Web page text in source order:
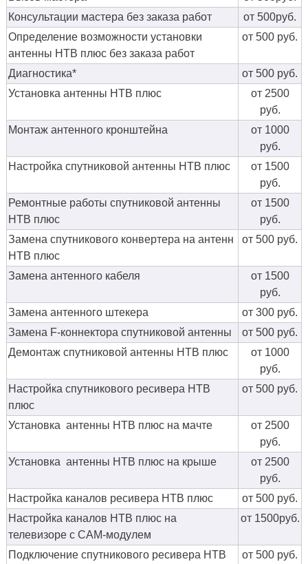
Консультации мастера без заказа работ
от 500руб.
Определение возможности установки
антенны НТВ плюс без заказа работ
от 500 руб.
Диагностика*
от 500 руб.
Установка антенны НТВ плюс
от 2500
руб.
Монтаж антенного кронштейна
от 1000
руб.
Настройка спутниковой антенны НТВ плюс
от 1500
руб.
Ремонтные работы спутниковой антенны
НТВ плюс
от 1500
руб.
Замена спутникового конвертера на антенн
НТВ плюс
от 500 руб.
Замена антенного кабеля
от 1500
руб.
Замена антенного штекера
от 300 руб.
Замена F-коннектора спутниковой антенны
от 500 руб.
Демонтаж спутниковой антенны НТВ плюс
от 1000
руб.
Настройка спутникового ресивера НТВ
плюс
от 500 руб.
Установка антенны НТВ плюс на мачте
от 2500
руб.
Установка антенны НТВ плюс на крыше
от 2500
руб.
Настройка каналов ресивера НТВ плюс
от 500 руб.
Настройка каналов НТВ плюс на
телевизоре с CAM-модулем
от 1500руб.
Подключение спутникового ресивера НТВ
от 500 руб.